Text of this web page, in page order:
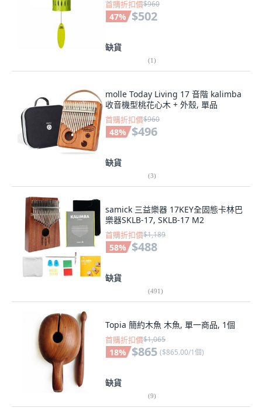
首購折扣價$960
47% $502
缺貨
(1)
molle Today Living 17 音階 kalimba
收音機型桃花心木 + 外殼, 單品
首購折扣價$960
48% $496
缺貨
(3)
samick 三益樂器 17KEY全固態卡林巴
樂器SKLB-17, SKLB-17 M2
首購折扣價$1,189
58% $488
缺貨
(491)
Topia 簡約木魚 木魚, 單一商品, 1個
首購折扣價$1,065
18% $865 ($865.00/1個)
缺貨
(9)